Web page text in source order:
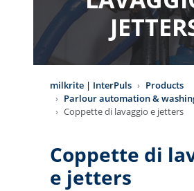
milkrite | InterPuls
Products
Parlour automation &
Coppette di lavaggio e jetters
Coppette di
e jetters